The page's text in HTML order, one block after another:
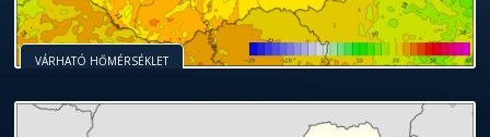
VÁRHATÓ HŐMÉRSÉKLET